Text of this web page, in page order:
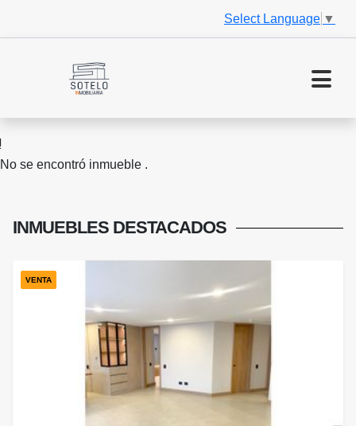
Select Language ▼
No se encontró inmueble .
INMUEBLES DESTACADOS
VENTA